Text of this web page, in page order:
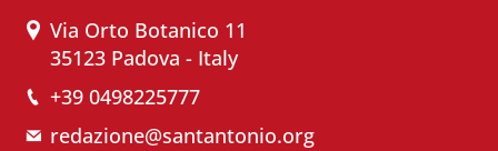
Via Orto Botanico 11
35123 Padova - Italy
+39 0498225777
redazione@santantonio.org